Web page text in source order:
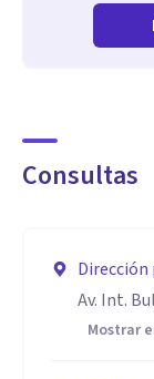
Consultas
Av. Int.
Mostrar